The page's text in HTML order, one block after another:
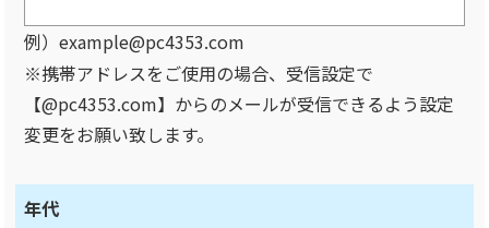
例）example@pc4353.com
※携帯アドレスをご使用の場合、受信設定で
【@pc4353.com】からのメールが受信できるよう設定
変更をお願い致します。
年代